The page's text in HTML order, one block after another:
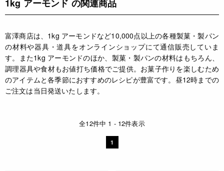
1kg アーモンド の関連商品
富澤商店は、1kg アーモンドなど10,000点以上の各種製菓・製パン
の材料や器具・道具をオンラインショップにて通信販売していま
す。また1kg アーモンドのほか、製菓・製パンの材料はもちろん、
調理器具や食材もお値打ち価格でご提供。お菓子作りを楽しむため
のアイテムと各季節におすすめのレシピが豊富です。昼12時までの
ご注文は当日発送いたします。
全12件中 1 - 12件表示
1